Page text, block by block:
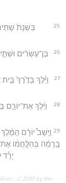
25
בִּשְׁנַת֙
26
בֶּן־עֶשְׂרִ֨ים
27
וַיֵּ֗לֶךְ בְּדֶ֙רֶךְ֙
28
וַיֵּ֜לֶךְ
29 וַיָּשָׁב֩ יוֹרָ֨ם
בָּֽרָמָ֔ה בְּהִלָּ֣חֲמ֔וֹ
יָרַ֡ד
: © 2010 by the